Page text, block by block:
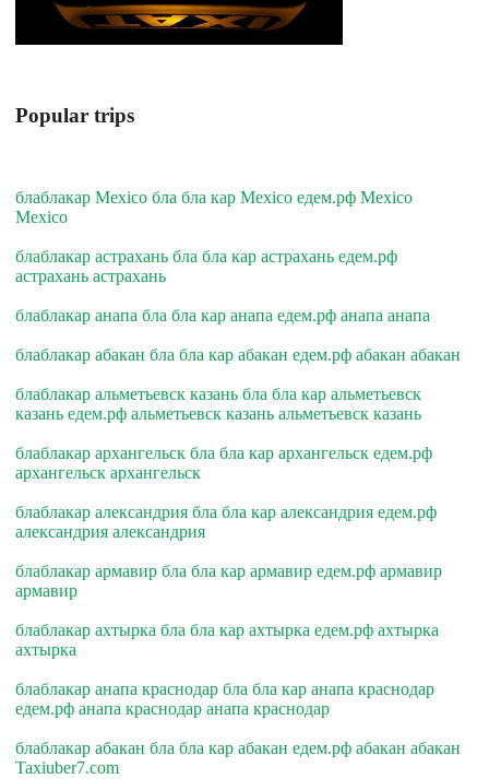
Popular trips
блаблакар Mexico бла бла кар Mexico едем.рф Mexico
Mexico
блаблакар астрахань бла бла кар астрахань едем.рф
астрахань астрахань
блаблакар анапа бла бла кар анапа едем.рф анапа анапа
блаблакар абакан бла бла кар абакан едем.рф абакан абакан
блаблакар альметьевск казань бла бла кар альметьевск
казань едем.рф альметьевск казань альметьевск казань
блаблакар архангельск бла бла кар архангельск едем.рф
архангельск архангельск
блаблакар александрия бла бла кар александрия едем.рф
александрия александрия
блаблакар армавир бла бла кар армавир едем.рф армавир
армавир
блаблакар ахтырка бла бла кар ахтырка едем.рф ахтырка
ахтырка
блаблакар анапа краснодар бла бла кар анапа краснодар
едем.рф анапа краснодар анапа краснодар
блаблакар абакан бла бла кар абакан едем.рф абакан абакан
Taxiuber7.com